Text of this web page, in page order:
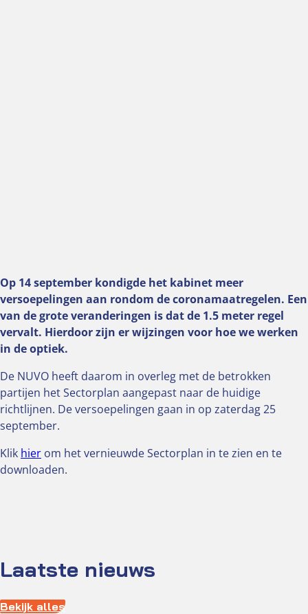
Op 14 september kondigde het kabinet meer
versoepelingen aan rondom de coronamaatregelen. Een
van de grote veranderingen is dat de 1.5 meter regel
vervalt. Hierdoor zijn er wijzingen voor hoe we werken
in de optiek.
De NUVO heeft daarom in overleg met de betrokken
partijen het Sectorplan aangepast naar de huidige
richtlijnen. De versoepelingen gaan in op zaterdag 25
september.
Klik hier om het vernieuwde Sectorplan in te zien en te
downloaden.
Laatste nieuws
Bekijk alles